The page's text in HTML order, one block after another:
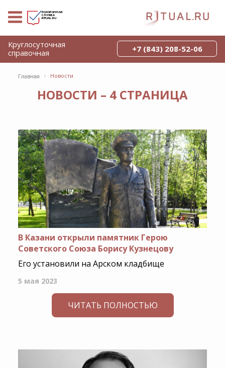
ПОХОРОННАЯ
СЛУЖБА
RITUAL.RU
Главная › Новости
НОВОСТИ – 4 СТРАНИЦА
В Казани открыли памятник Герою
Советского Союза Борису Кузнецову
Его установили на Арском кладбище
5 мая 2023
ЧИТАТЬ ПОЛНОСТЬЮ
Круглосуточная
справочная
+7 (843) 208-52-06